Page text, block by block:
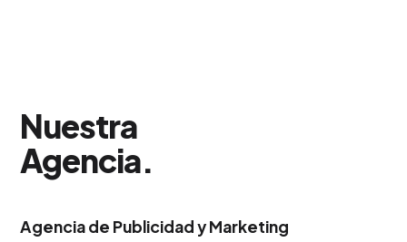
Nuestra
Agencia.
Agencia de Publicidad y Marketing